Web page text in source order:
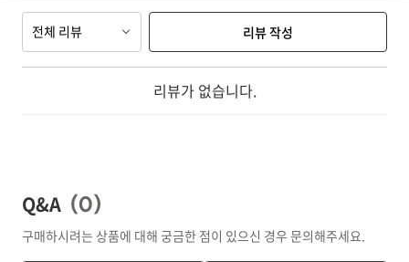
전체 리뷰 리뷰 작성
리뷰가 없습니다.
Q&A (0)
구매하시려는 상품에 대해 궁금한 점이 있으신 경우 문의해주세요.